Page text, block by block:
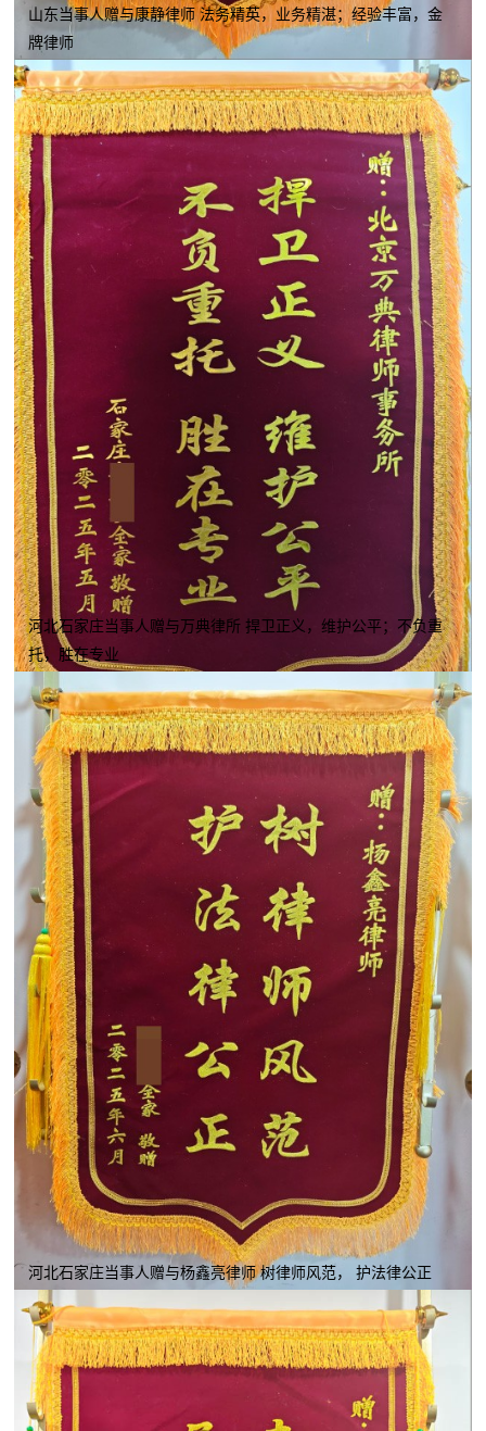
山东当事人赠与康静律师 法务精英，业务精湛；经验丰富，金
牌律师
河北石家庄当事人赠与万典律所 捍卫正义，维护公平；不负重
托，胜在专业
河北石家庄当事人赠与杨鑫亮律师 树律师风范， 护法律公正